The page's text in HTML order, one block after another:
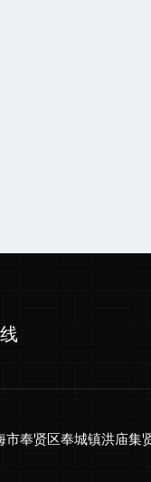
市奉贤区奉城镇洪庙集